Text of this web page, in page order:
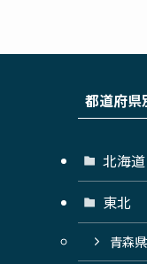
都道府県
北海道
東北
青森県